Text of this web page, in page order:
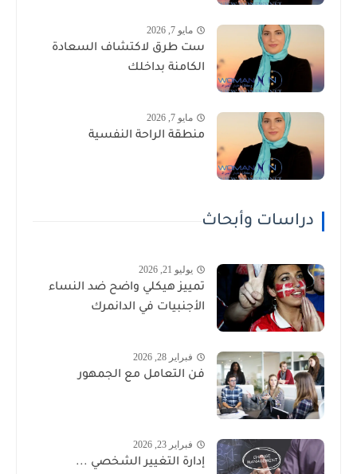
مايو 7, 2026
ست طرق لاكتشاف السعادة
الكامنة بداخلك
مايو 7, 2026
منطقة الراحة النفسية
دراسات وأبحاث
يوليو 21, 2026
تمييز هيكلي واضح ضد النساء
الأجنبيات في الدانمرك
فبراير 28, 2026
فن التعامل مع الجمهور
فبراير 23, 2026
إدارة التغيير الشخصي ...